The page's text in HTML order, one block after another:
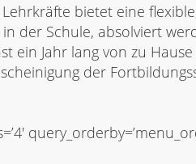
bietet eine
der Schule, absolviert
ein Jahr lang von zu
der